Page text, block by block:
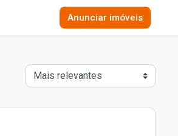
Anunciar imóveis